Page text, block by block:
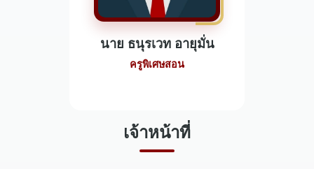
นาย ธนุรเวท อายุมั่น
ครูพิเศษสอน
เจ้าหน้าที่